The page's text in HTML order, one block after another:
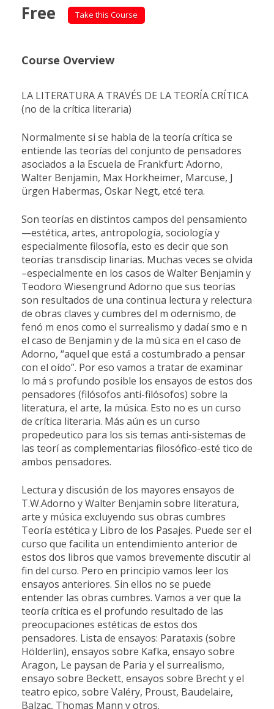
Free Take this Course
Course Overview
LA LITERATURA A TRAVÉS DE LA TEORÍA CRÍTICA
(no de la crítica literaria)
Normalmente si se habla de la teoría crítica se
entiende las teorías del conjunto de pensadores
asociados a la Escuela de Frankfurt: Adorno,
Walter Benjamin, Max Horkheimer, Marcuse, J
ürgen Habermas, Oskar Negt, etcé tera.
Son teorías en distintos campos del pensamiento
—estética, artes, antropología, sociología y
especialmente filosofía, esto es decir que son
teorías transdiscip linarias. Muchas veces se olvida
–especialmente en los casos de Walter Benjamin y
Teodoro Wiesengrund Adorno que sus teorías
son resultados de una continua lectura y relectura
de obras claves y cumbres del m odernismo, de
fenó m enos como el surrealismo y dadaí smo e n
el caso de Benjamin y de la mú sica en el caso de
Adorno, “aquel que está a costumbrado a pensar
con el oído”. Por eso vamos a tratar de examinar
lo má s profundo posible los ensayos de estos dos
pensadores (filósofos anti-filósofos) sobre la
literatura, el arte, la música. Esto no es un curso
de crítica literaria. Más aún es un curso
propedeutico para los sis temas anti-sistemas de
las teorí as complementarias filosófico-esté tico de
ambos pensadores.
Lectura y discusión de los mayores ensayos de
T.W.Adorno y Walter Benjamin sobre literatura,
arte y música excluyendo sus obras cumbres
Teoría estética y Libro de los Pasajes. Puede ser el
curso que facilita un entendimiento anterior de
estos dos libros que vamos brevemente discutir al
fin del curso. Pero en principio vamos leer los
ensayos anteriores. Sin ellos no se puede
entender las obras cumbres. Vamos a ver que la
teoría crítica es el profundo resultado de las
preocupaciones estéticas de estos dos
pensadores. Lista de ensayos: Parataxis (sobre
Hölderlin), ensayos sobre Kafka, ensayo sobre
Aragon, Le paysan de Paria y el surrealismo,
ensayo sobre Beckett, ensayos sobre Brecht y el
teatro epico, sobre Valéry, Proust, Baudelaire,
Balzac, Thomas Mann y otros.